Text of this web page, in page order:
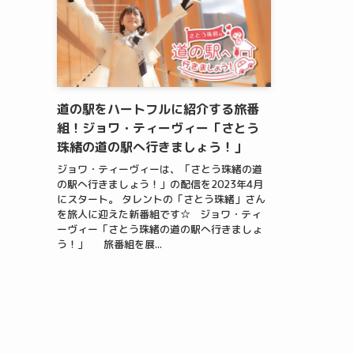
道の駅をハートフルに紹介する旅番
組！ジョワ・ティーヴィー「さとう
珠緒の道の駅へ行きましょう！」
ジョワ・ティーヴィーは、「さとう珠緒の道
の駅へ行きましょう！」の配信を2023年4月
にスタート。 タレントの「さとう珠緒」さん
を旅人に迎えた新番組です☆ ジョワ・ティ
ーヴィー「さとう珠緒の道の駅へ行きましょ
う！」 旅番組を展...